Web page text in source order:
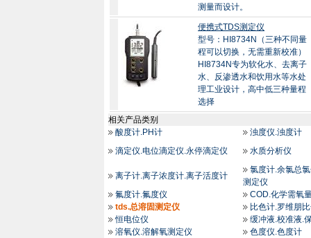
测量而设计。
便携式TDS测定仪
型号：HI8734N（三种不同量
程可以切换，无需重新校准）
HI8734N专为软化水、去离子
水、反渗透水和饮用水等水处
理工业设计，高中低三种量程
选择
相关产品类别
酸度计.PH计
浊度仪.浊度计
滴定仪.电位滴定仪.永停滴定仪
水质分析仪
离子计.离子浓度计.离子活度计
氯度计.余氯总
测定仪
氟度计.氟度仪
COD.化学需氧
tds.总溶固测定仪
比色计.罗维朋
恒电位仪
缓冲液.校准液.
溶氧仪.溶解氧测定仪
色度仪.色度计